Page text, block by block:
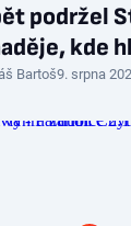
podržel
kde
Bartoš9. srpna